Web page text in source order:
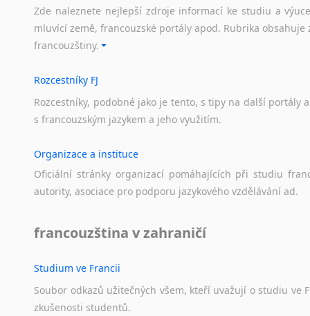
Zde naleznete nejlepší zdroje informací ke studiu a
mluvící země, francouzské portály apod. Rubrika
francouzštiny.
Rozcestníky FJ
Rozcestníky, podobné jako je tento, s tipy na další portály a
s francouzským jazykem a jeho využitím.
Organizace a instituce
Oficiální stránky organizací pomáhajících při studiu
autority, asociace pro podporu jazykového vzdělávání ad.
francouzština v zahraničí
Studium ve Francii
Soubor odkazů užitečných všem, kteří uvažují o studiu ve
zkušenosti studentů.